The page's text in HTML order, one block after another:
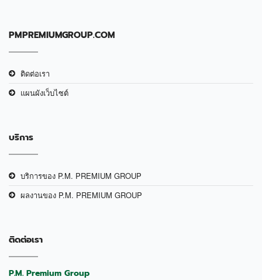
PMPREMIUMGROUP.COM
ติดต่อเรา
แผนผังเว็บไซต์
บริการ
บริการของ P.M. PREMIUM GROUP
ผลงานของ P.M. PREMIUM GROUP
ติดต่อเรา
P.M. Premium Group